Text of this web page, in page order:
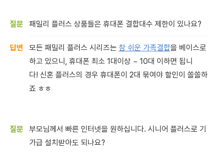
패밀리 플러스 상품들은 휴대폰 결합대수 제한이 있나요?
모든 패밀리 플러스 시리즈는 참 쉬운 가족결합을 베이스로
하고 있으니, 휴대폰 최소 1대이상 ~ 10대 이하면 됩니
다! 신혼 플러스의 경우 휴대폰이 2대 묶여야 할인이 쏠쏠하
죠 ㅎㅎ
부모님께서 빠른 인터넷을 원하십니다. 시니어 플러스로 기
가급 설치받아도 되나요?